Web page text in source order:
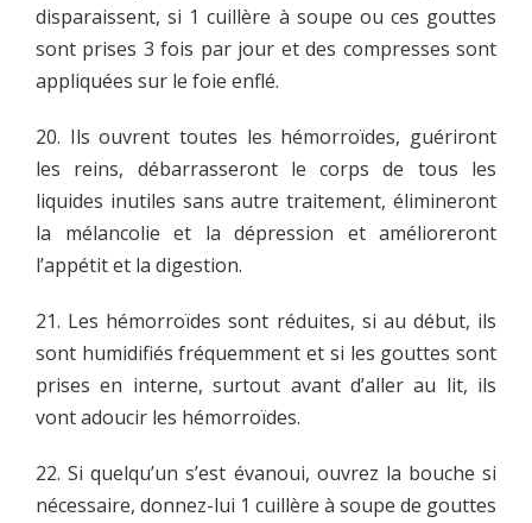
disparaissent, si 1 cuillère à soupe ou ces gouttes
sont prises 3 fois par jour et des compresses sont
appliquées sur le foie enflé.
20. Ils ouvrent toutes les hémorroïdes, guériront
les reins, débarrasseront le corps de tous les
liquides inutiles sans autre traitement, élimineront
la mélancolie et la dépression et amélioreront
l’appétit et la digestion.
21. Les hémorroïdes sont réduites, si au début, ils
sont humidifiés fréquemment et si les gouttes sont
prises en interne, surtout avant d’aller au lit, ils
vont adoucir les hémorroïdes.
22. Si quelqu’un s’est évanoui, ouvrez la bouche si
nécessaire, donnez-lui 1 cuillère à soupe de gouttes